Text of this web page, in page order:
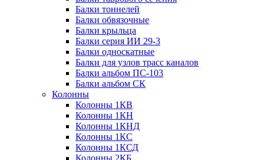
Балки тоннелей
Балки обвязочные
Балки крыльца
Балки серия ИИ 29-3
Балки односкатные
Балки для узлов трасс каналов
Балки альбом ПС-103
Балки альбом СК
Колонны
Колонны 1КВ
Колонны 1КН
Колонны 1КНД
Колонны 1КС
Колонны 1КСД
Колонны 2КБ